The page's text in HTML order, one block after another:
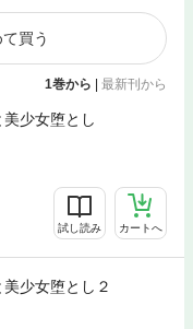
買う
1巻から 最新刊から
少女堕とし
試し読み カートへ
少女堕とし２